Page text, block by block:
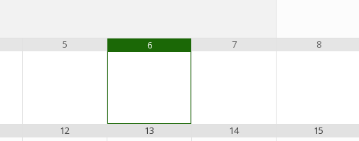
5 6 7 8
12 13 14 15